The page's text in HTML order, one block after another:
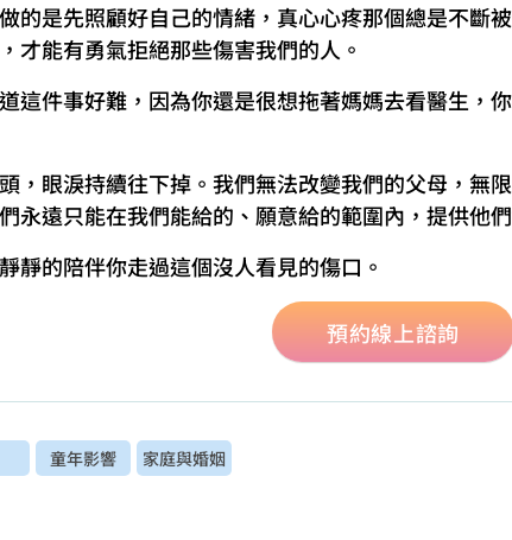
的是先照顧好自己的情緒，真心心疼那個總是不斷
才能有勇氣拒絕那些傷害我們的人。
道這件事好難，因為你還是很想拖著媽媽去看醫生，
，眼淚持續往下掉。我們無法改變我們的父母，無
永遠只能在我們能給的、願意給的範圍內，提供他
靜的陪伴你走過這個沒人看見的傷口。
預約線上諮詢
童年影響 家庭與婚姻